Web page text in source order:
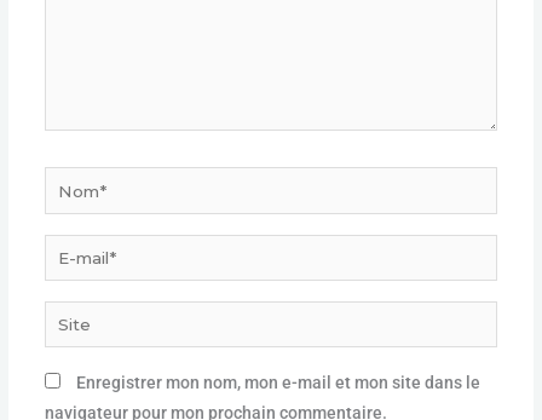
mail*
Site
Enregistrer mon nom, mon e-mail et mon site dans le
navigateur pour mon prochain commentaire.